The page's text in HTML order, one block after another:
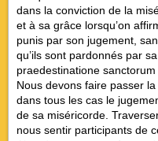
dans la conviction de la
et à sa grâce lorsqu’on
punis par son jugement,
qu’ils sont pardonnés par
praedestinatione sanctorum
Nous devons faire passer
dans tous les cas le
de sa miséricorde.
nous sentir participants de